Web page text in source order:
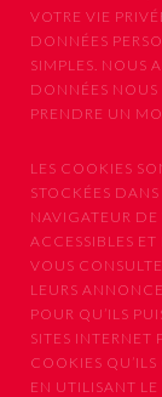
VOTRE VIE
DONNÉES
SIMPLES. NOUS
DONNÉES
PRENDRE UN
LES COOKIES
STOCKÉES
NAVIGATEUR
ACCESSIBLES ET
VOUS
LEURS
POUR QU’ILS
SITES
COOKIES
EN UTILISANT